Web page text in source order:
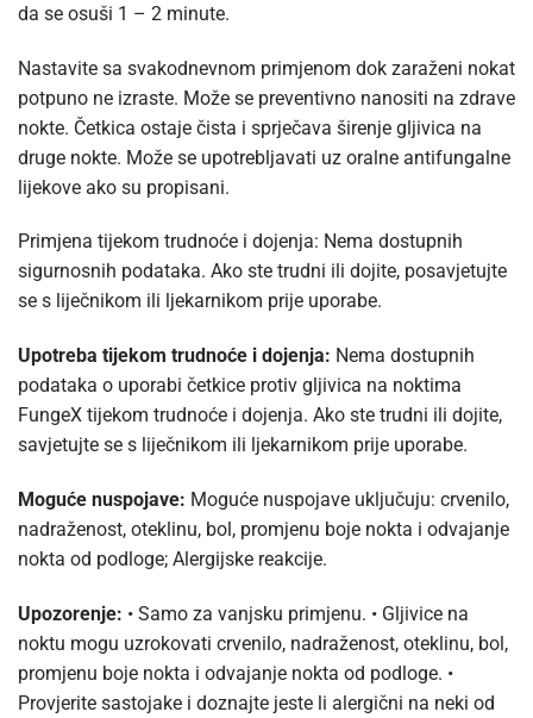
da se osuši 1 – 2 minute.
Nastavite sa svakodnevnom primjenom dok zaraženi nokat
potpuno ne izraste. Može se preventivno nanositi na zdrave
nokte. Četkica ostaje čista i sprječava širenje gljivica na
druge nokte. Može se upotrebljavati uz oralne antifungalne
lijekove ako su propisani.
Primjena tijekom trudnoće i dojenja: Nema dostupnih
sigurnosnih podataka. Ako ste trudni ili dojite, posavjetujte
se s liječnikom ili ljekarnikom prije uporabe.
Upotreba tijekom trudnoće i dojenja: Nema dostupnih
podataka o uporabi četkice protiv gljivica na noktima
FungeX tijekom trudnoće i dojenja. Ako ste trudni ili dojite,
savjetujte se s liječnikom ili ljekarnikom prije uporabe.
Moguće nuspojave: Moguće nuspojave uključuju: crvenilo,
nadraženost, oteklinu, bol, promjenu boje nokta i odvajanje
nokta od podloge; Alergijske reakcije.
Upozorenje: • Samo za vanjsku primjenu. • Gljivice na
noktu mogu uzrokovati crvenilo, nadraženost, oteklinu, bol,
promjenu boje nokta i odvajanje nokta od podloge. •
Provjerite sastojake i doznajte jeste li alergični na neki od